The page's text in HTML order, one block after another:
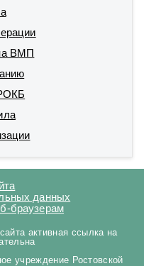
ВМП
данных
браузерам
активная ссылка на
учреждение Ростовской